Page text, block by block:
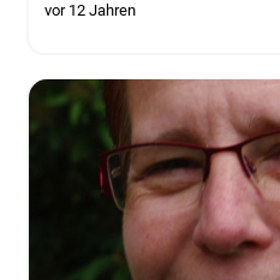
vor 12 Jahren